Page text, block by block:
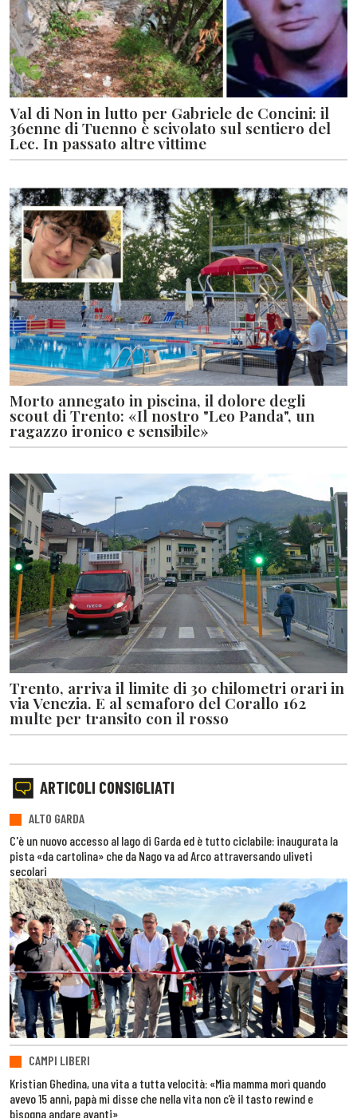
Val di Non in lutto per Gabriele de Concini: il
36enne di Tuenno è scivolato sul sentiero del
Lec. In passato altre vittime
Morto annegato in piscina, il dolore degli
scout di Trento: «Il nostro "Leo Panda", un
ragazzo ironico e sensibile»
Trento, arriva il limite di 30 chilometri orari in
via Venezia. E al semaforo del Corallo 162
multe per transito con il rosso
ARTICOLI CONSIGLIATI
ALTO GARDA
C'è un nuovo accesso al lago di Garda ed è tutto ciclabile: inaugurata la
pista «da cartolina» che da Nago va ad Arco attraversando uliveti
secolari
CAMPI LIBERI
Kristian Ghedina, una vita a tutta velocità: «Mia mamma morì quando
avevo 15 anni, papà mi disse che nella vita non c’è il tasto rewind e
bisogna andare avanti»